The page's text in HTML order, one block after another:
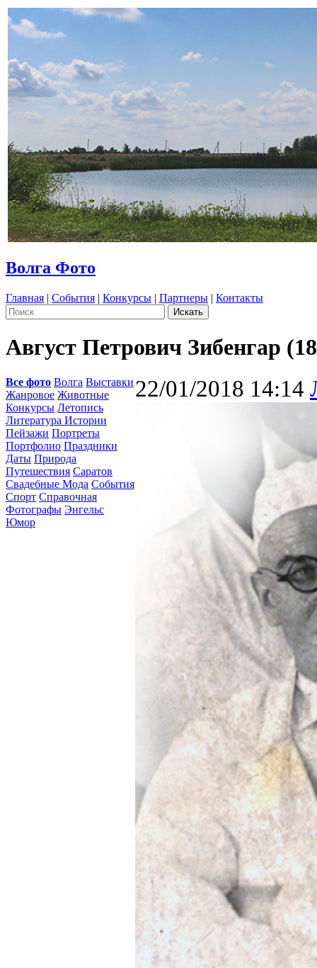
Волга Фото
Главная | События | Конкурсы | Партнеры | Контакты
Август Петрович Зибенгар
Все фото Волга Выставки
Жанровое Животные
Конкурсы Летопись
Литература Истории
Пейзажи Портреты
Портфолио Праздники
Даты Природа
Путешествия Саратов
Свадебные Мода События
Спорт Справочная
Фотографы Энгельс
Юмор
22/01/2018 14:14